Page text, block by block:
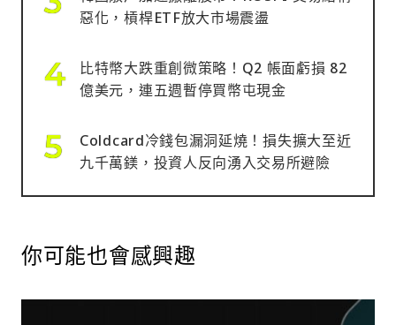
惡化，槓桿ETF放大市場震盪
比特幣大跌重創微策略！Q2 帳面虧損 82
億美元，連五週暫停買幣屯現金
Coldcard冷錢包漏洞延燒！損失擴大至近
九千萬鎂，投資人反向湧入交易所避險
你可能也會感興趣